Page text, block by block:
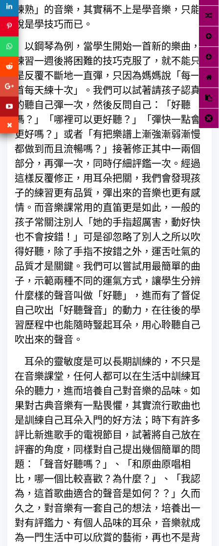
練熟」的音樂，其實稱不上是學音樂，只能
說是學技巧而已。
以鋼琴為例，當學生開始一首新的樂曲，
練習一週後將困難的技巧克服了，就不能只
是反覆不斷地一直彈，只因為媽媽說「每一
首每天練十次」。我們可以試著請孩子認真
的聽自己彈一次，然後反問自己：「好聽
嗎？」「哪裡可以更好聽？」「彈快一點會
更好嗎？」或者「有把樂譜上漸強漸弱漸慢
都做到而且流暢嗎？」接著修正其中一兩個
部分，再彈一次，同時仔細評鑑一次。經過
這樣反覆修正，用耳朵把關，我們會發現孩
子的練習更有品質，彈出來的音樂也更有感
情。而音樂課常用的直笛更是如此，一般的
孩子常關注別人「她的手指超厲害，動好快
也不會按錯！」可是卻忽略了別人之所以吹
得好聽，除了手指不按錯之外，運舌吐氣的
品質才是關鍵。我們可以嘗試用最簡單的曲
子，示範兩種不同的運氣方式，讓學生分辨
什麼樣的聲音叫做「好聽」，進而有了督促
自己吹出「好聽聲音」的動力，在往後的學
習歷程中也能隨時豎起耳朵，用心聆聽自己
吹出來的聲音。
耳朵的靈敏度是可以長期訓練的，不只是
在音樂課堂，任何人都可以在生活中訓練耳
朵的聽力，進而培養自己對音樂的品味。如
果對古典音樂有一點畏懼，其實流行歌曲也
是訓練自己耳朵入門的好方法；時下有許多
評比新進歌手的電視節目，試著將自己放在
評審的角度，同樣對自己提出幾個簡單的問
題：「聲音好聽嗎？」、「和原曲原唱相
比，哪一個比較喜歡？為什麼？」、「我認
為，這首歌曲適合的聲音是如何？？」久而
久之，對音樂有一套自己的想法，培養出一
對有評鑑力、有個人品味的耳朵，音樂就成
為一門生活中可以欣賞的藝術，再也不是背